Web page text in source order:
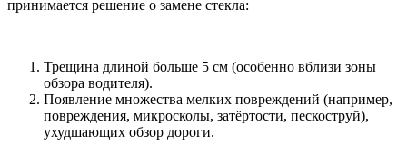
принимается решение о замене стекла:
Трещина длиной больше 5 см (особенно вблизи зоны
обзора водителя).
Появление множества мелких повреждений (например,
повреждения, микросколы, затёртости, пескоструй),
ухудшающих обзор дороги.